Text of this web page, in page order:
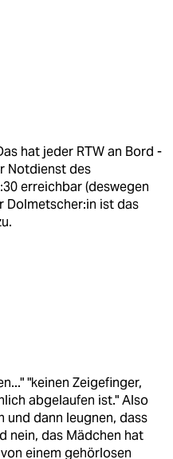
hat jeder RTW an Bord -
Notdienst des
erreichbar (deswegen
Dolmetscher:in ist das
"keinen Zeigefinger,
abgelaufen ist." Also
und dann leugnen, dass
nein, das Mädchen hat
einem gehörlosen